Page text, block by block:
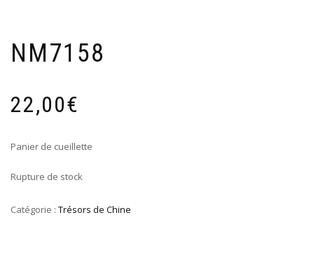
NM7158
22,00€
Panier de cueillette
Rupture de stock
Catégorie : Trésors de Chine